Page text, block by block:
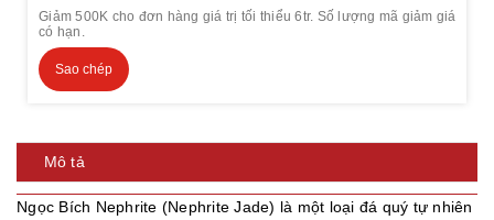
Giảm 500K cho đơn hàng giá trị tối thiểu 6tr. Số lượng mã giảm giá
có hạn.
Sao chép
Mô tả
Ngọc Bích Nephrite (Nephrite Jade) là một loại đá quý tự nhiên